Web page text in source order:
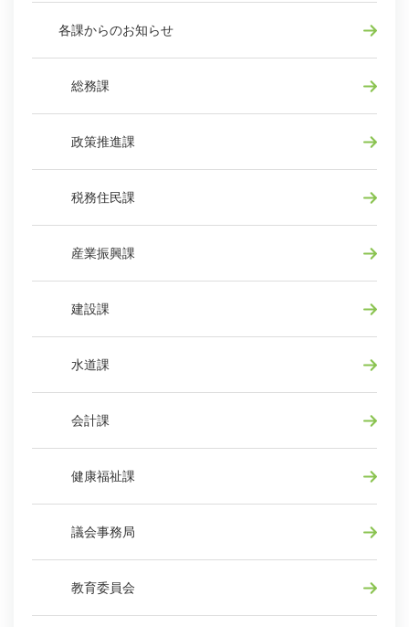
各課からのお知らせ
総務課
政策推進課
税務住民課
産業振興課
建設課
水道課
会計課
健康福祉課
議会事務局
教育委員会